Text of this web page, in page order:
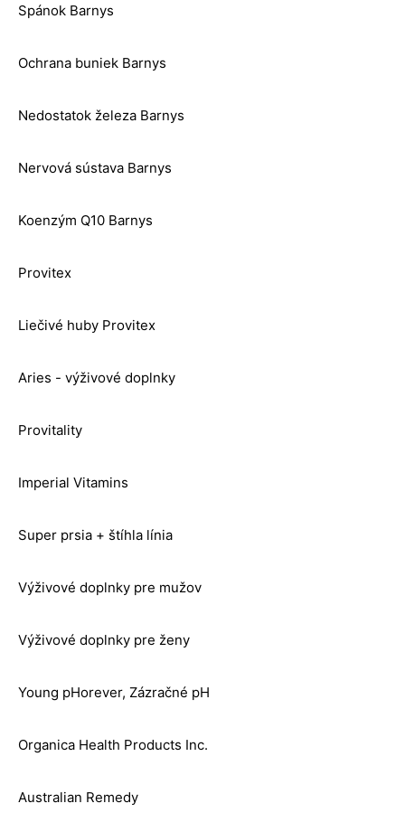
Spánok Barnys
Ochrana buniek Barnys
Nedostatok železa Barnys
Nervová sústava Barnys
Koenzým Q10 Barnys
Provitex
Liečivé huby Provitex
Aries - výživové doplnky
Provitality
Imperial Vitamins
Super prsia + štíhla línia
Výživové doplnky pre mužov
Výživové doplnky pre ženy
Young pHorever, Zázračné pH
Organica Health Products Inc.
Australian Remedy